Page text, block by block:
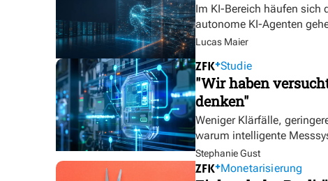
Im KI-Bereich häufen sich
autonome KI-Agenten
Lucas Maier
Studie
"Wir haben
denken"
Weniger Klärfälle,
warum intelligente
Stephanie Gust
Monetarisierung